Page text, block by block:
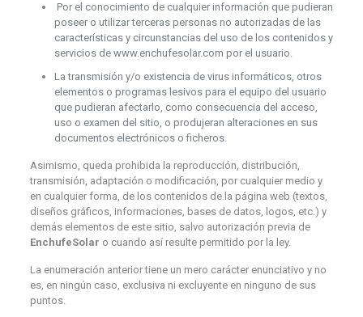
Por el conocimiento de cualquier información que pudieran
poseer o utilizar terceras personas no autorizadas de las
características y circunstancias del uso de los contenidos y
servicios de www.enchufesolar.com por el usuario.
La transmisión y/o existencia de virus informáticos, otros
elementos o programas lesivos para el equipo del usuario
que pudieran afectarlo, como consecuencia del acceso,
uso o examen del sitio, o produjeran alteraciones en sus
documentos electrónicos o ficheros.
Asimismo, queda prohibida la reproducción, distribución,
transmisión, adaptación o modificación, por cualquier medio y
en cualquier forma, de los contenidos de la página web (textos,
diseños gráficos, informaciones, bases de datos, logos, etc.) y
demás elementos de este sitio, salvo autorización previa de
EnchufeSolar o cuando así resulte permitido por la ley.
La enumeración anterior tiene un mero carácter enunciativo y no
es, en ningún caso, exclusiva ni excluyente en ninguno de sus
puntos.